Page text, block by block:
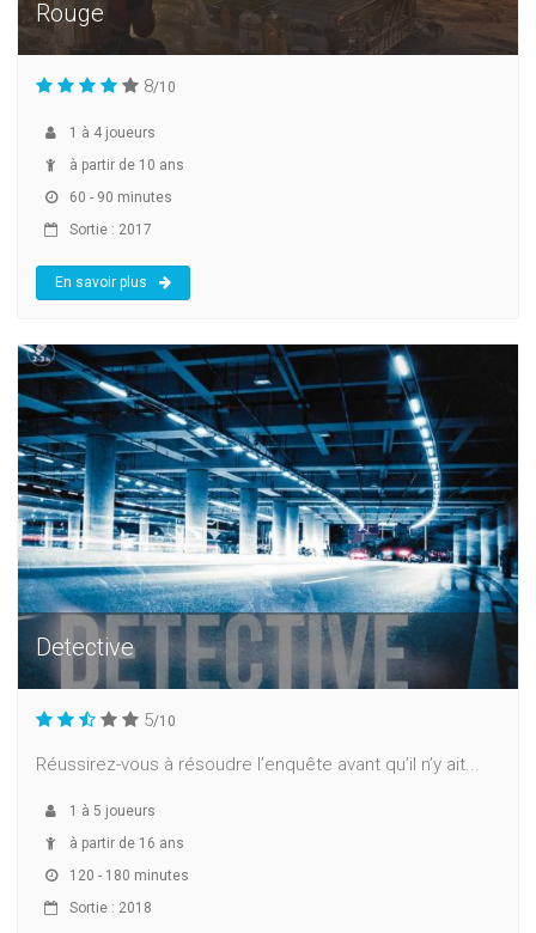
Rouge
8/10
1 à 4 joueurs
à partir de 10 ans
60 - 90 minutes
Sortie : 2017
En savoir plus
Detective
5/10
Réussirez-vous à résoudre l’enquête avant qu’il n’y ait...
1 à 5 joueurs
à partir de 16 ans
120 - 180 minutes
Sortie : 2018